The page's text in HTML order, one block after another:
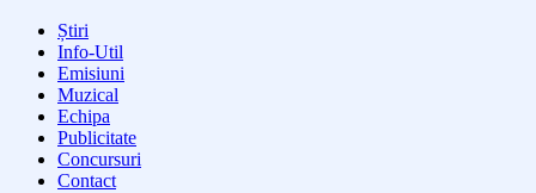
Știri
Info-Util
Emisiuni
Muzical
Echipa
Publicitate
Concursuri
Contact